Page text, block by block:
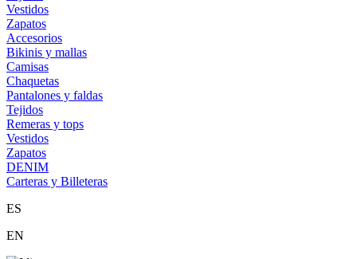
Vestidos
Zapatos
Accesorios
Bikinis y mallas
Camisas
Chaquetas
Pantalones y faldas
Tejidos
Remeras y tops
Vestidos
Zapatos
DENIM
Carteras y Billeteras
ES
EN